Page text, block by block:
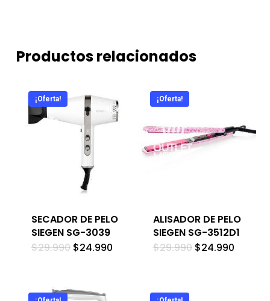
Productos relacionados
¡Oferta!
SECADOR DE PELO
SIEGEN SG-3039
$29.990 El
$29.990.
$24.990El
¡Oferta!
ALISADOR DE PELO
SIEGEN SG-3512D1
$29.990 El
$24.990El